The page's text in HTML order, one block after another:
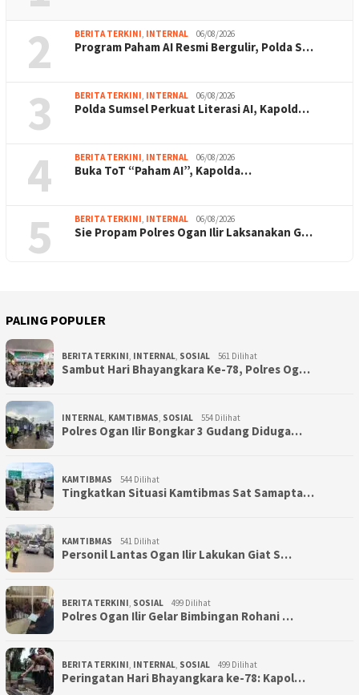
2 BERITA TERKINI, INTERNAL 06/08/2026
Program Paham AI Resmi Bergulir, Polda S…
3 BERITA TERKINI, INTERNAL 06/08/2026
Polda Sumsel Perkuat Literasi AI, Kapold…
4 BERITA TERKINI, INTERNAL 06/08/2026
Buka ToT “Paham AI”, Kapolda…
5 BERITA TERKINI, INTERNAL 06/08/2026
Sie Propam Polres Ogan Ilir Laksanakan G…
PALING POPULER
BERITA TERKINI, INTERNAL, SOSIAL 561 Dilihat
Sambut Hari Bhayangkara Ke-78, Polres Og…
INTERNAL, KAMTIBMAS, SOSIAL 554 Dilihat
Polres Ogan Ilir Bongkar 3 Gudang Diduga…
KAMTIBMAS 544 Dilihat
Tingkatkan Situasi Kamtibmas Sat Samapta…
KAMTIBMAS 541 Dilihat
Personil Lantas Ogan Ilir Lakukan Giat S…
BERITA TERKINI, SOSIAL 499 Dilihat
Polres Ogan Ilir Gelar Bimbingan Rohani …
BERITA TERKINI, INTERNAL, SOSIAL 499 Dilihat
Peringatan Hari Bhayangkara ke-78: Kapol…